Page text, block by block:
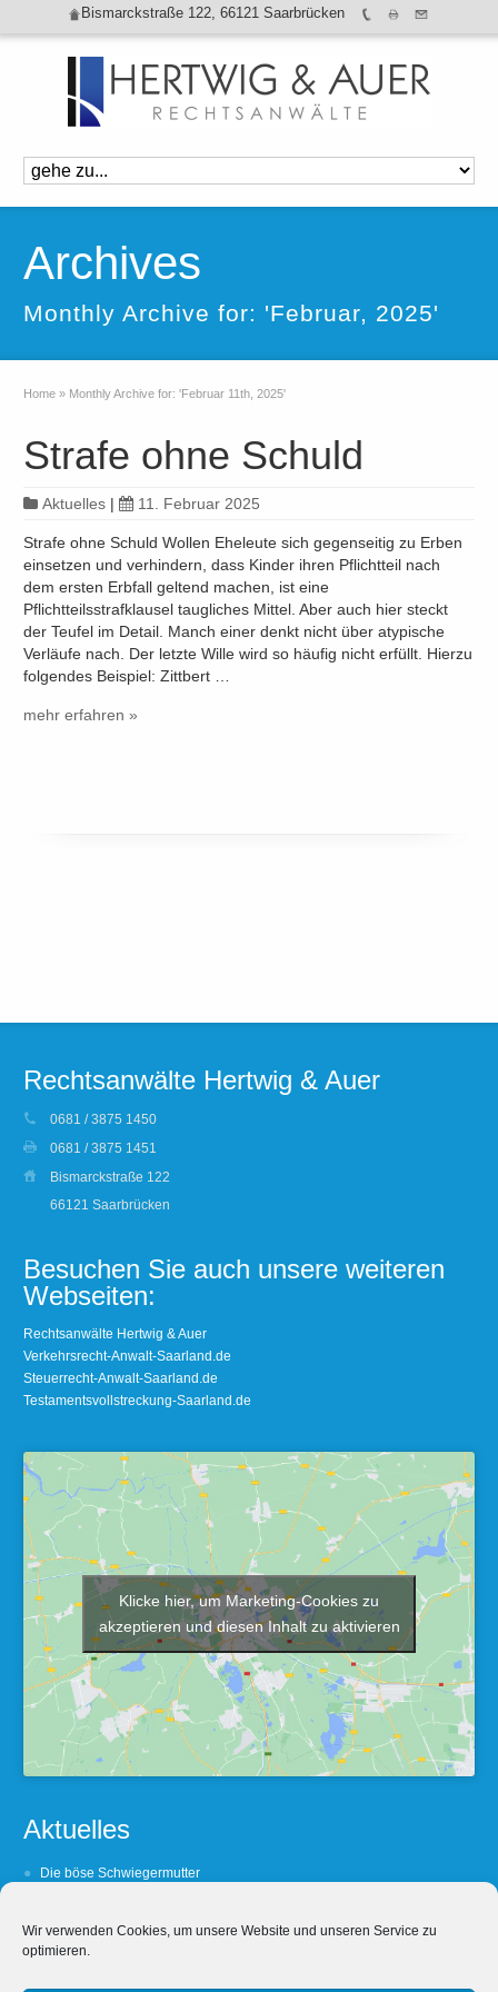
Wir verwenden Cookies, um unsere Website und unseren Service zu
optimieren.
Bismarckstraße 122, 66121 Saarbrücken
Archives
Monthly Archive for: 'Februar, 2025'
Home » Monthly Archive for: 'Februar 11th, 2025'
Strafe ohne Schuld
Aktuelles | 11. Februar 2025
Strafe ohne Schuld Wollen Eheleute sich gegenseitig zu Erben
einsetzen und verhindern, dass Kinder ihren Pflichtteil nach
dem ersten Erbfall geltend machen, ist eine
Pflichtteilsstrafklausel taugliches Mittel. Aber auch hier steckt
der Teufel im Detail. Manch einer denkt nicht über atypische
Verläufe nach. Der letzte Wille wird so häufig nicht erfüllt. Hierzu
folgendes Beispiel: Zittbert …
mehr erfahren »
Rechtsanwälte Hertwig & Auer
0681 / 3875 1450
0681 / 3875 1451
Bismarckstraße 122
66121 Saarbrücken
Besuchen Sie auch unsere weiteren
Webseiten:
Rechtsanwälte Hertwig & Auer
Verkehrsrecht-Anwalt-Saarland.de
Steuerrecht-Anwalt-Saarland.de
Testamentsvollstreckung-Saarland.de
Klicke hier, um Marketing-Cookies zu
akzeptieren und diesen Inhalt zu aktivieren
Aktuelles
Die böse Schwiegermutter
(Un- Treue lohnt sich nicht